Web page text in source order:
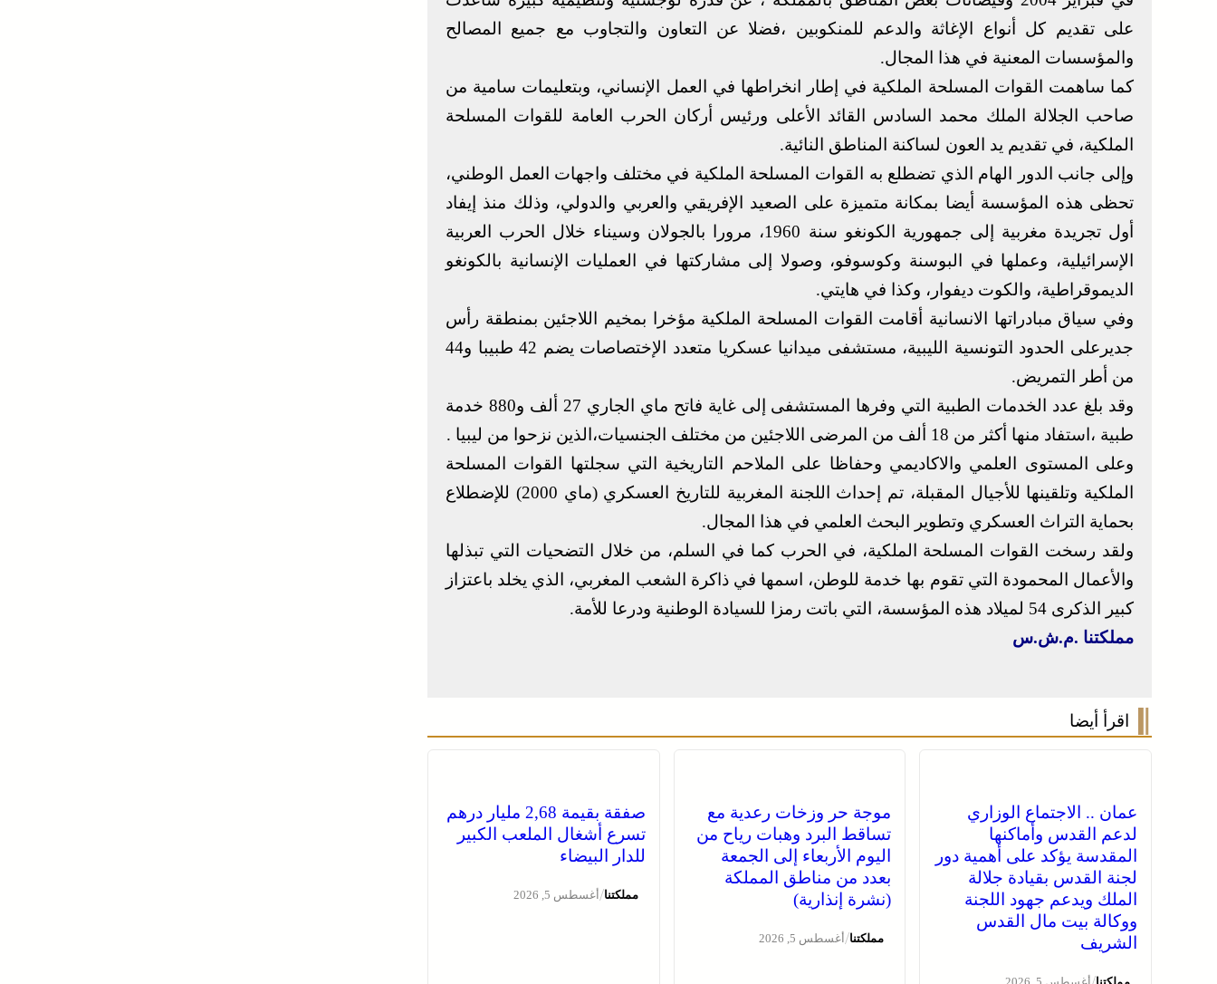
على تقديم كل أنواع الإغاثة والدعم للمنكوبين ،فضلا عن التعاون والتجاوب مع جميع المصالح
والمؤسسات المعنية في هذا المجال.
كما ساهمت القوات المسلحة الملكية في إطار انخراطها في العمل الإنساني، وبتعليمات سامية من
صاحب الجلالة الملك محمد السادس القائد الأعلى ورئيس أركان الحرب العامة للقوات المسلحة
الملكية، في تقديم يد العون لساكنة المناطق النائية.
وإلى جانب الدور الهام الذي تضطلع به القوات المسلحة الملكية في مختلف واجهات العمل الوطني،
تحظى هذه المؤسسة أيضا بمكانة متميزة على الصعيد الإفريقي والعربي والدولي، وذلك منذ إيفاد
أول تجريدة مغربية إلى جمهورية الكونغو سنة 1960، مرورا بالجولان وسيناء خلال الحرب العربية
الإسرائيلية، وعملها في البوسنة وكوسوفو، وصولا إلى مشاركتها في العمليات الإنسانية بالكونغو
الديموقراطية، والكوت ديفوار، وكذا في هايتي.
وفي سياق مبادراتها الانسانية أقامت القوات المسلحة الملكية مؤخرا بمخيم اللاجئين بمنطقة رأس
جديرعلى الحدود التونسية الليبية، مستشفى ميدانيا عسكريا متعدد الإختصاصات يضم 42 طبيبا و44
من أطر التمريض.
وقد بلغ عدد الخدمات الطبية التي وفرها المستشفى إلى غاية فاتح ماي الجاري 27 ألف و880 خدمة
طبية ،استفاد منها أكثر من 18 ألف من المرضى اللاجئين من مختلف الجنسيات،الذين نزحوا من ليبيا .
وعلى المستوى العلمي والاكاديمي وحفاظا على الملاحم التاريخية التي سجلتها القوات المسلحة
الملكية وتلقينها للأجيال المقبلة، تم إحداث اللجنة المغربية للتاريخ العسكري (ماي 2000) للإضطلاع
بحماية التراث العسكري وتطوير البحث العلمي في هذا المجال.
ولقد رسخت القوات المسلحة الملكية، في الحرب كما في السلم، من خلال التضحيات التي تبذلها
والأعمال المحمودة التي تقوم بها خدمة للوطن، اسمها في ذاكرة الشعب المغربي، الذي يخلد باعتزاز
كبير الذكرى 54 لميلاد هذه المؤسسة، التي باتت رمزا للسيادة الوطنية ودرعا للأمة.
مملكتنا .م.ش.س
اقرأ أيضا
عمان .. الاجتماع الوزاري
لدعم القدس وأماكنها
المقدسة يؤكد على أهمية دور
لجنة القدس بقيادة جلالة
الملك ويدعم جهود اللجنة
ووكالة بيت مال القدس
الشريف
موجة حر وزخات رعدية مع
تساقط البرد وهبات رياح من
اليوم الأربعاء إلى الجمعة
بعدد من مناطق المملكة
(نشرة إنذارية)
مملكتنا/أغسطس 5, 2026
صفقة بقيمة 2,68 مليار درهم
تسرع أشغال الملعب الكبير
للدار البيضاء
مملكتنا/أغسطس 5, 2026